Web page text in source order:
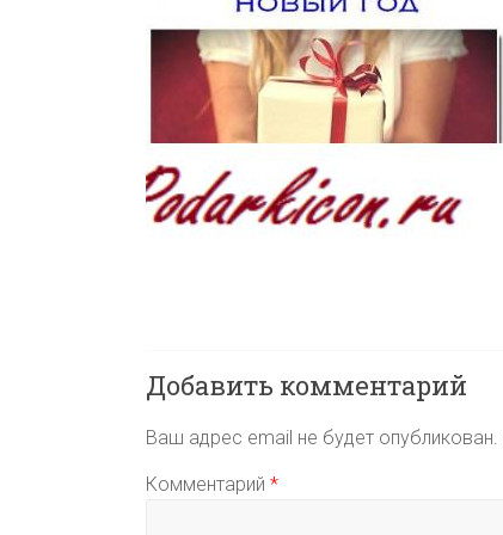
Добавить комментарий
Ваш адрес email не будет опубликован.
Комментарий *